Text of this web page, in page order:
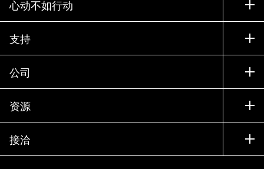
心动不如行动
如何购买
联系销售部门
寻找合作伙伴
试用产品
贵宾体验中心
产品 A-Z
支持
支持
训练
文档中心
知识库
社区
公司
公司
合作伙伴
招聘
资源
新闻中心
活动
接洽